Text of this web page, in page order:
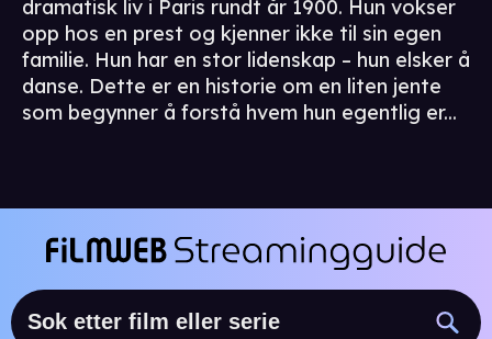
dramatisk liv i Paris rundt år 1900. Hun vokser
opp hos en prest og kjenner ikke til sin egen
familie. Hun har en stor lidenskap – hun elsker å
danse. Dette er en historie om en liten jente
som begynner å forstå hvem hun egentlig er...